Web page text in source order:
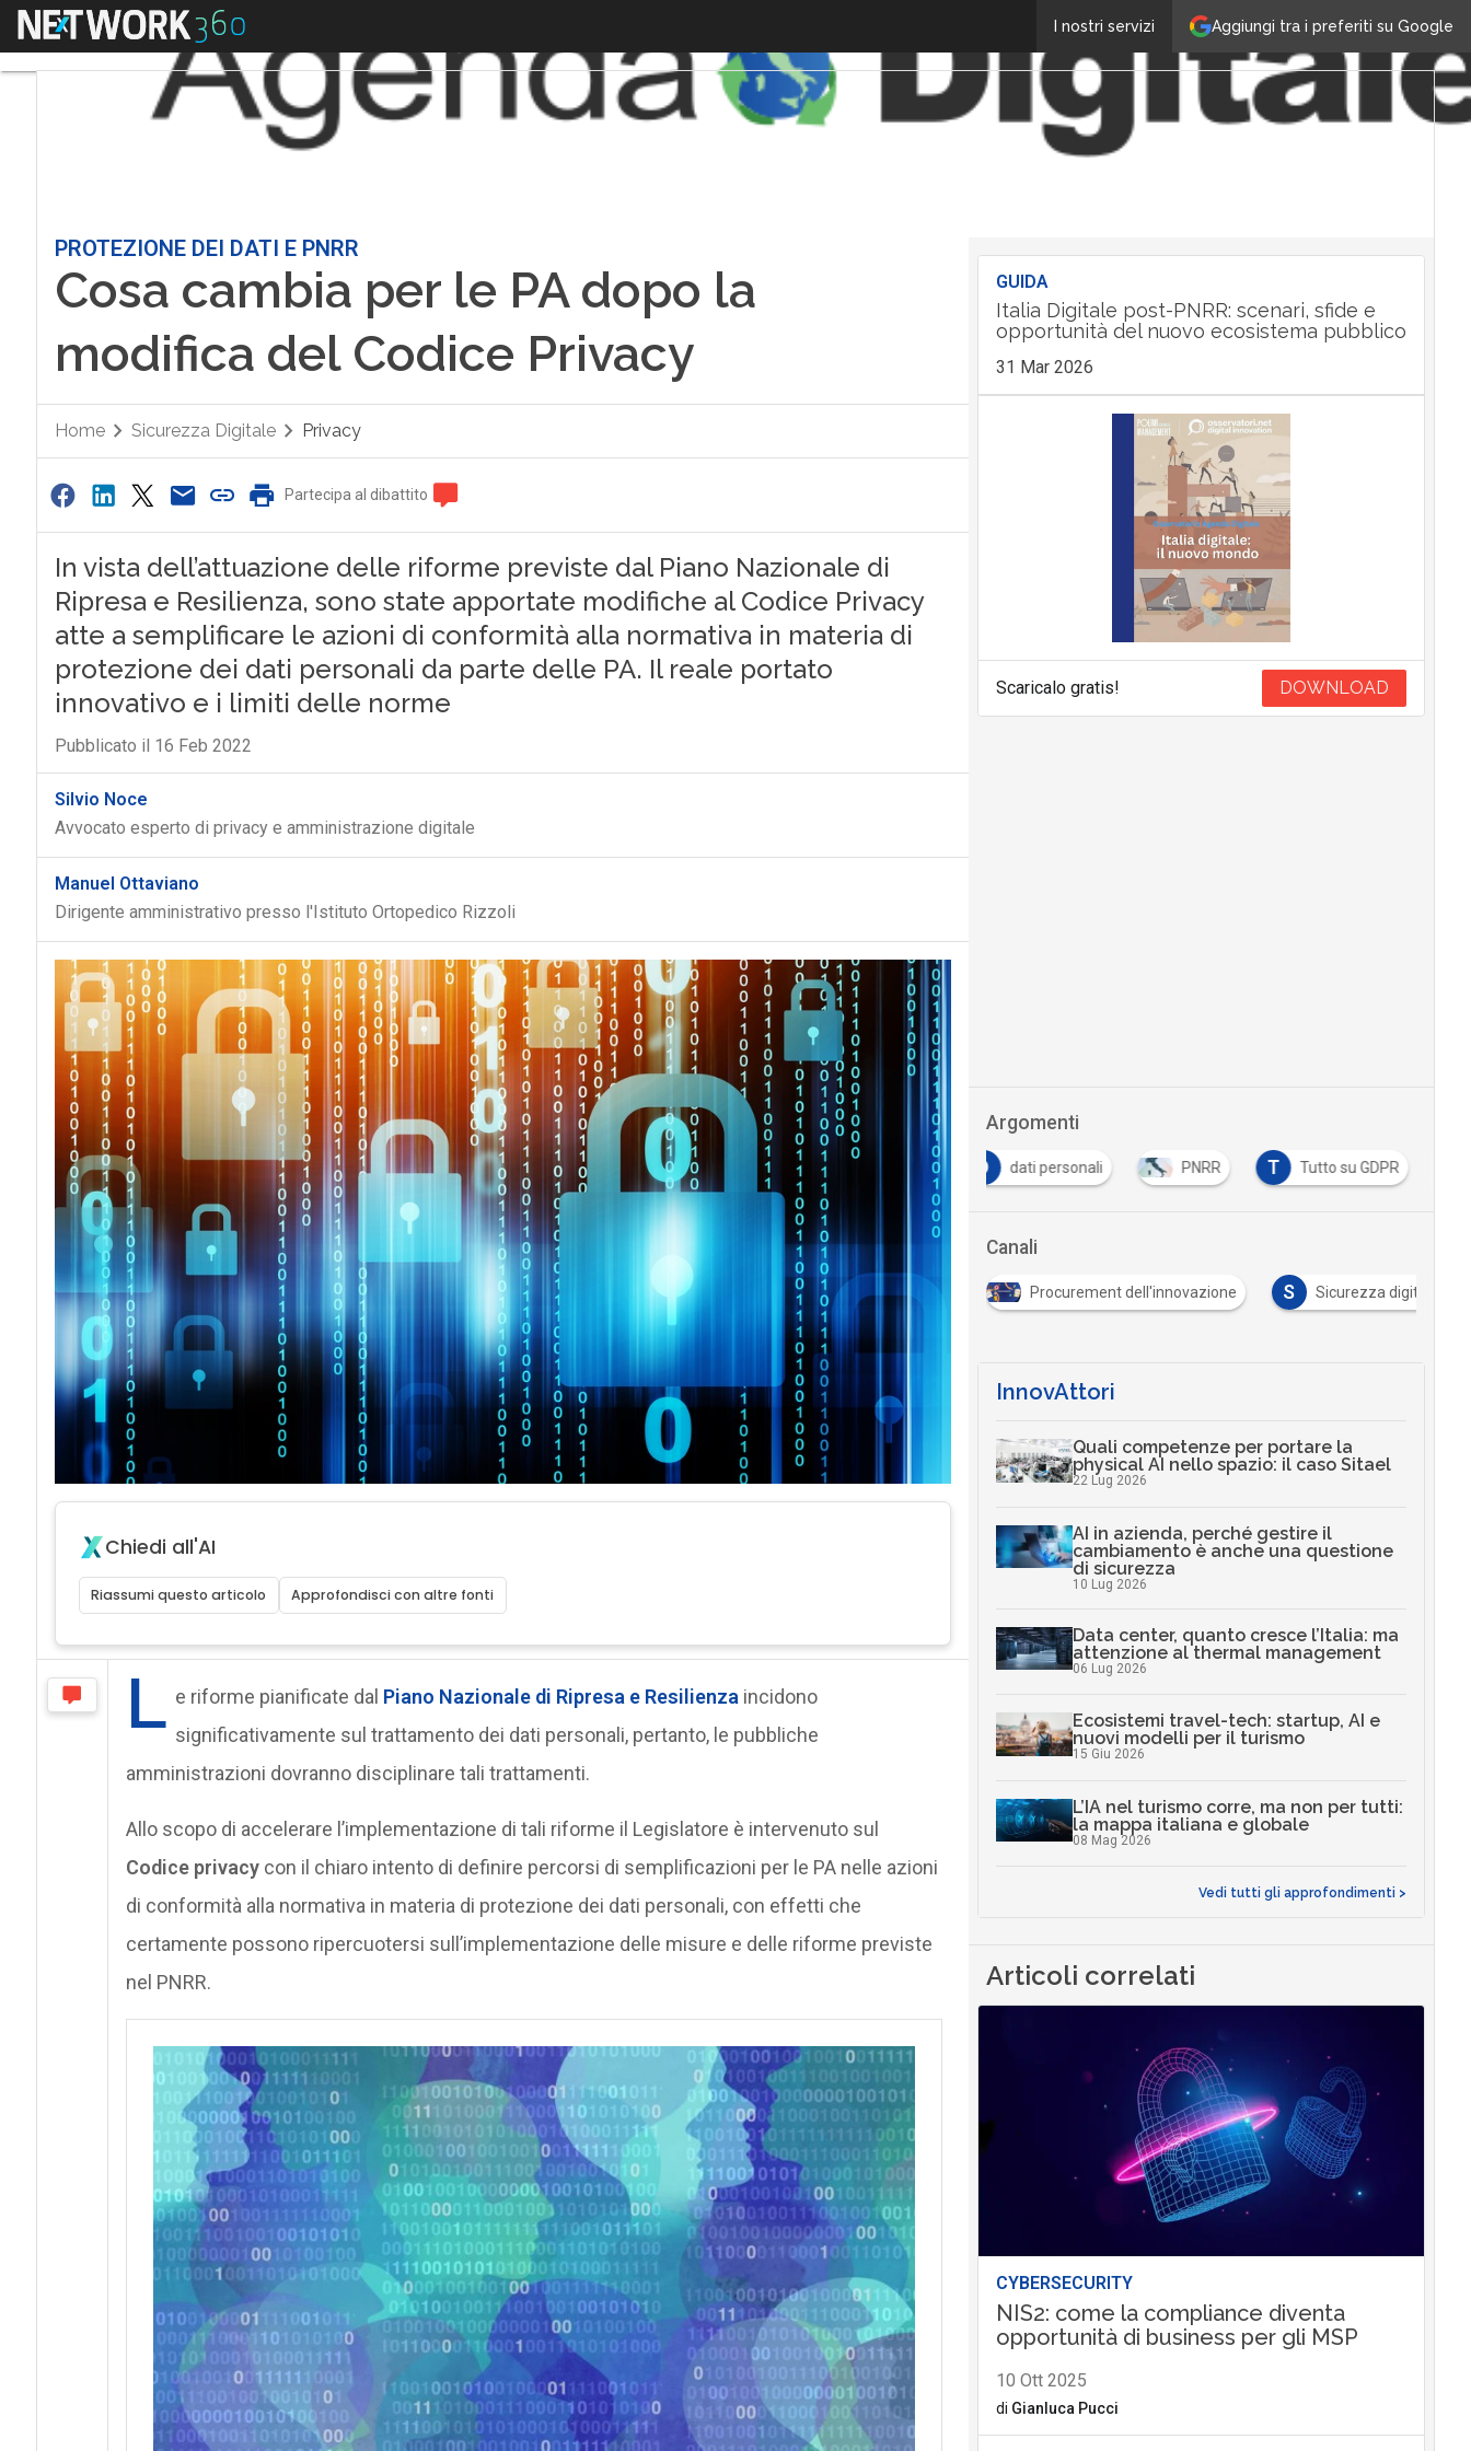
Aggiungi tra i preferiti su Google
I nostri servizi
Menu
PROTEZIONE DEI DATI E PNRR
Cosa cambia per le PA dopo la
modifica del Codice Privacy
Home Sicurezza Digitale Privacy
Partecipa al dibattito
In vista dell’attuazione delle riforme previste dal Piano Nazionale di
Ripresa e Resilienza, sono state apportate modifiche al Codice Privacy
atte a semplificare le azioni di conformità alla normativa in materia di
protezione dei dati personali da parte delle PA. Il reale portato
innovativo e i limiti delle norme
Pubblicato il 16 Feb 2022
Silvio Noce
Avvocato esperto di privacy e amministrazione digitale
Manuel Ottaviano
Dirigente amministrativo presso l'Istituto Ortopedico Rizzoli
Chiedi all'AI
Riassumi questo articolo Approfondisci con altre fonti
L e riforme pianificate dal Piano Nazionale di Ripresa e Resilienza incidono
significativamente sul trattamento dei dati personali, pertanto, le pubbliche
amministrazioni dovranno disciplinare tali trattamenti.
Allo scopo di accelerare l’implementazione di tali riforme il Legislatore è intervenuto sul
Codice privacycon il chiaro intento di definire percorsi di semplificazioni per le PA nelle azioni
di conformità alla normativa in materia di protezione dei dati personali, con effetti che
certamente possono ripercuotersi sull’implementazione delle misure e delle riforme previste
nel PNRR.
GUIDA
Italia Digitale post-PNRR: scenari, sfide e
opportunità del nuovo ecosistema pubblico
31 Mar 2026
Scaricalo gratis! DOWNLOAD
Argomenti
D dati personali PNRR T Tutto su GDPR
Canali
P Privacy Procurement dell'innovazione Sicurezza digitale
InnovAttori
Quali competenze per portare la
physical AI nello spazio: il caso Sitael
22 Lug 2026
AI in azienda, perché gestire il
cambiamento è anche una questione
di sicurezza
10 Lug 2026
Data center, quanto cresce l’Italia: ma
attenzione al thermal management
06 Lug 2026
Ecosistemi travel-tech: startup, AI e
nuovi modelli per il turismo
15 Giu 2026
L’IA nel turismo corre, ma non per tutti:
la mappa italiana e globale
08 Mag 2026
Vedi tutti gli approfondimenti >
Articoli correlati
CYBERSECURITY
NIS2: come la compliance diventa
opportunità di business per gli MSP
10 Ott 2025
di Gianluca Pucci